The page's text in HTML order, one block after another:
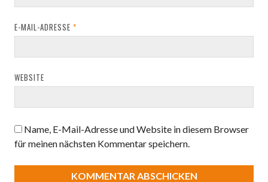
E-MAIL-ADRESSE *
WEBSITE
Name, E-Mail-Adresse und Website in diesem Browser
für meinen nächsten Kommentar speichern.